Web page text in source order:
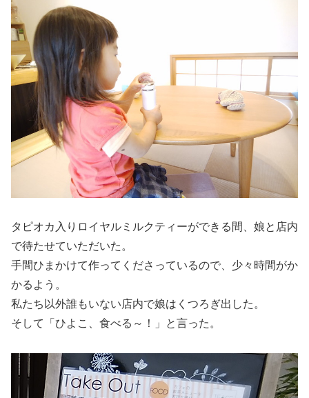
タピオカ入りロイヤルミルクティーができる間、娘と店内
で待たせていただいた。
手間ひまかけて作ってくださっているので、少々時間がか
かるよう。
私たち以外誰もいない店内で娘はくつろぎ出した。
そして「ひよこ、食べる～！」と言った。